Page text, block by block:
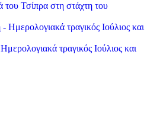
του Τσίπρα στη στάχτη του
τραγικός Ιούλιος και